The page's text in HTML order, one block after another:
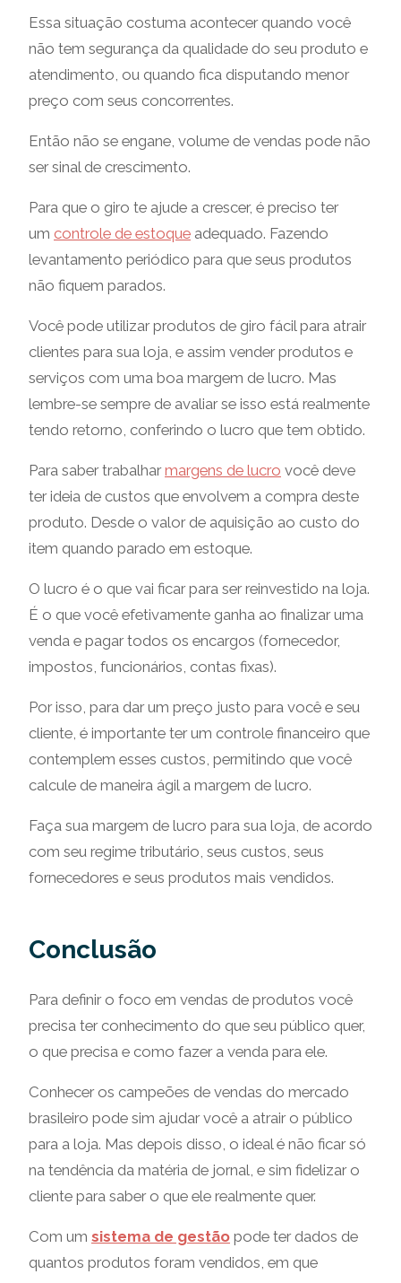
Essa situação costuma acontecer quando você
não tem segurança da qualidade do seu produto e
atendimento, ou quando fica disputando menor
preço com seus concorrentes.
Então não se engane, volume de vendas pode não
ser sinal de crescimento.
Para que o giro te ajude a crescer, é preciso ter
um controle de estoque adequado. Fazendo
levantamento periódico para que seus produtos
não fiquem parados.
Você pode utilizar produtos de giro fácil para atrair
clientes para sua loja, e assim vender produtos e
serviços com uma boa margem de lucro. Mas
lembre-se sempre de avaliar se isso está realmente
tendo retorno, conferindo o lucro que tem obtido.
Para saber trabalharmargens de lucro você deve
ter ideia de custos que envolvem a compra deste
produto. Desde o valor de aquisição ao custo do
item quando parado em estoque.
O lucro é o que vai ficar para ser reinvestido na loja.
É o que você efetivamente ganha ao finalizar uma
venda e pagar todos os encargos (fornecedor,
impostos, funcionários, contas fixas).
Por isso, para dar um preço justo para você e seu
cliente, é importante ter um controle financeiro que
contemplem esses custos, permitindo que você
calcule de maneira ágil a margem de lucro.
Faça sua margem de lucro para sua loja, de acordo
com seu regime tributário, seus custos, seus
fornecedores e seus produtos mais vendidos.
Conclusão
Para definir o foco em vendas de produtos você
precisa ter conhecimento do que seu público quer,
o que precisa e como fazer a venda para ele.
Conhecer os campeões de vendas do mercado
brasileiro pode sim ajudar você a atrair o público
para a loja. Mas depois disso, o ideal é não ficar só
na tendência da matéria de jornal, e sim fidelizar o
cliente para saber o que ele realmente quer.
Com um sistema de gestão pode ter dados de
quantos produtos foram vendidos, em que